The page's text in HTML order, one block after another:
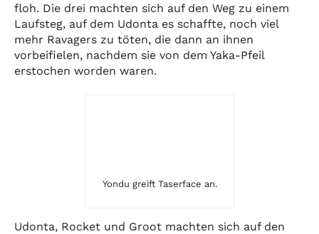
floh. Die drei machten sich auf den Weg zu einem
Laufsteg, auf dem Udonta es schaffte, noch viel
mehr Ravagers zu töten, die dann an ihnen
vorbeifielen, nachdem sie von dem Yaka-Pfeil
erstochen worden waren.
Yondu greift Taserface an.
Udonta, Rocket und Groot machten sich auf den